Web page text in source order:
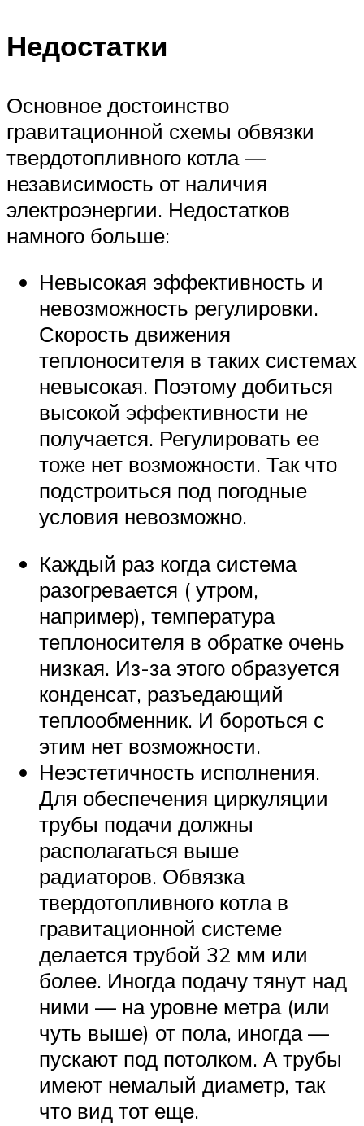
Недостатки
Основное достоинство
гравитационной схемы обвязки
твердотопливного котла —
независимость от наличия
электроэнергии. Недостатков
намного больше:
Невысокая эффективность и
невозможность регулировки.
Скорость движения
теплоносителя в таких системах
невысокая. Поэтому добиться
высокой эффективности не
получается. Регулировать ее
тоже нет возможности. Так что
подстроиться под погодные
условия невозможно.
Каждый раз когда система
разогревается ( утром,
например), температура
теплоносителя в обратке очень
низкая. Из-за этого образуется
конденсат, разъедающий
теплообменник. И бороться с
этим нет возможности.
Неэстетичность исполнения.
Для обеспечения циркуляции
трубы подачи должны
располагаться выше
радиаторов. Обвязка
твердотопливного котла в
гравитационной системе
делается трубой 32 мм или
более. Иногда подачу тянут над
ними — на уровне метра (или
чуть выше) от пола, иногда —
пускают под потолком. А трубы
имеют немалый диаметр, так
что вид тот еще.